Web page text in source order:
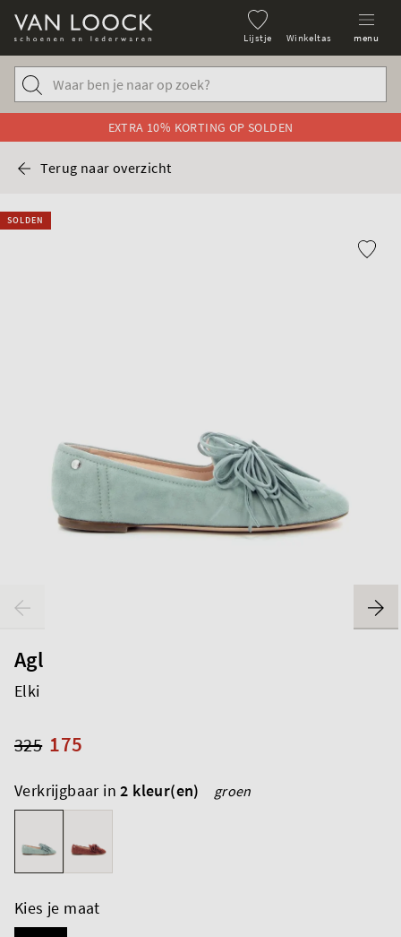
Lijstje Winkeltas menu
EXTRA 10% KORTING OP SOLDEN
Terug naar overzicht
SOLDEN
Agl
Elki
175
325
Verkrijgbaar in2 kleur(en) groen
Kies je maat